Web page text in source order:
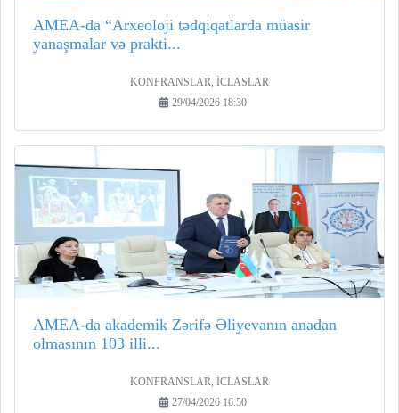
AMEA-da “Arxeoloji tədqiqatlarda müasir
yanaşmalar və prakti...
KONFRANSLAR, İCLASLAR
29/04/2026 18:30
AMEA-da akademik Zərifə Əliyevanın anadan
olmasının 103 illi...
KONFRANSLAR, İCLASLAR
27/04/2026 16:50